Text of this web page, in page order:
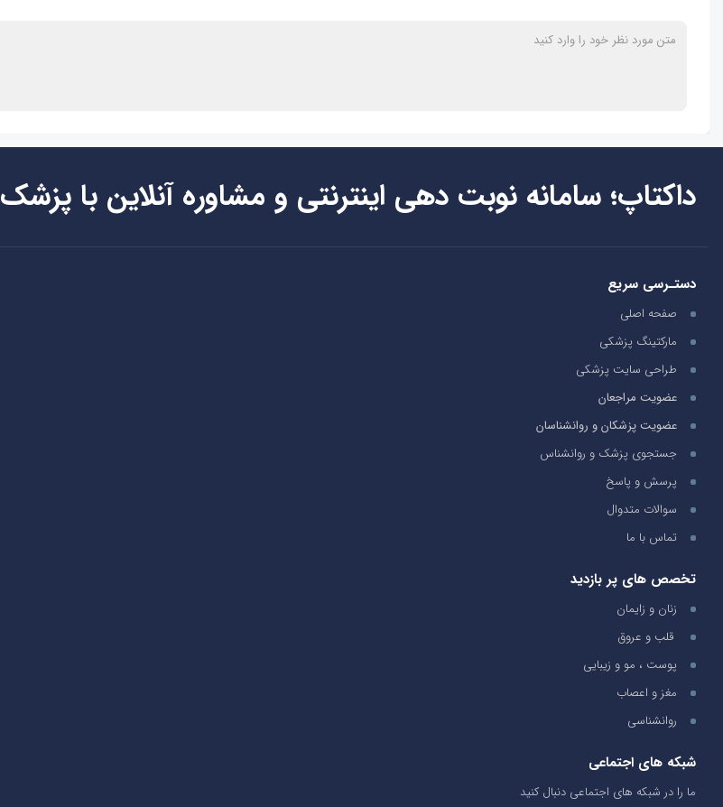
داکتاپ؛ سامانه نوبت دهی اینترنتی و مشاوره آنلاین با پزشک
دستـرسی سریع
صفحه اصلی
مارکتینگ پزشکی
طراحی سایت پزشکی
عضویت مراجعان
عضویت پزشکان و روانشناسان
جستجوی پزشک و روانشناس
پرسش و پاسخ
سوالات متدوال
تماس با ما
تخصص های پر بازدید
زنان و زایمان
قلب و عروق
پوست ، مو و زیبایی
مغز و اعصاب
روانشناسی
شبکه های اجتماعی
ما را در شبکه های اجتماعی دنبال کنید